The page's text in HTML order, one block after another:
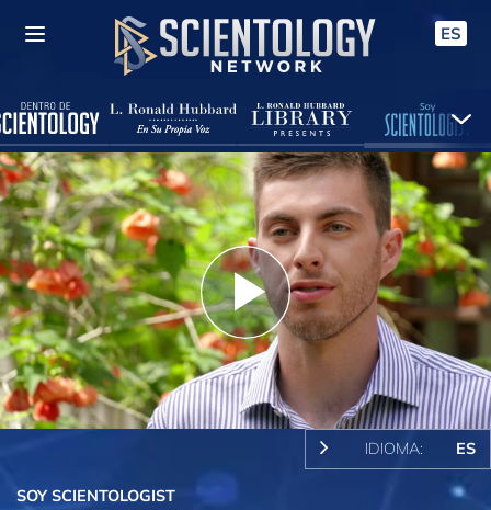
ES
Play
Video
IDIOMA: ES
SOY SCIENTOLOGIST